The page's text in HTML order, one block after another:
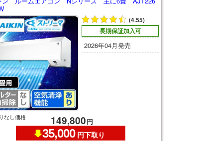
(4.55)
長期保証加入可
2026年04月発売
なし価格 149,800円
35,000 円下取り